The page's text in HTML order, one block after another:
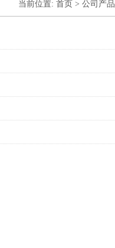
当前位置: 首页 > 公司产品